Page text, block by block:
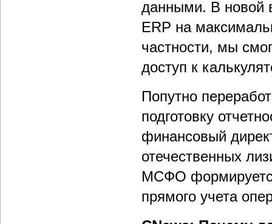
данными. В новой
ERP на
частности, мы
доступ к
Попутно
подготовку
финансовый
отечественных
МСФО
прямого учета